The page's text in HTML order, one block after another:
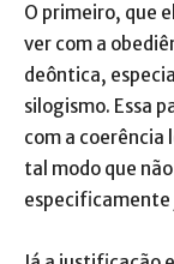
O primeiro, que
ver com a
deôntica,
silogismo. Essa
com a
tal modo que
especificamente